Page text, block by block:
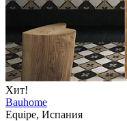
Хит!
Bauhome
Equipe, Испания